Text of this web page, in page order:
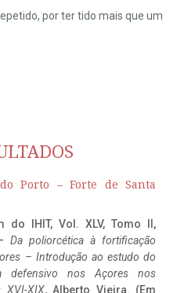
por ter tido mais que um
Porto – Forte de Santa
do IHIT, Vol. XLV, Tomo II,
Da poliorcética à fortificação
– Introdução ao estudo do
defensivo nos Açores nos
XVI-XIX, Alberto Vieira. (Em